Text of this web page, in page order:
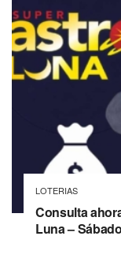
LOTERIAS
Consulta
Luna –